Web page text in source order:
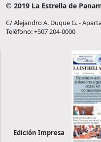
© 2019 La Estrella de
C/ Alejandro A. Duque G. -
Teléfono: +507 204-0000
Edición Impresa